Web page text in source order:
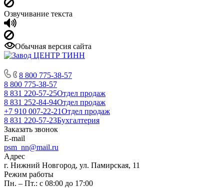
Озвучивание текста
Обычная версия сайта
8 800 775-38-57
8 800 775-38-57
8 831 220-57-25Отдел продаж
8 831 252-84-94Отдел продаж
+7 910 007-22-21Отдел продаж
8 831 220-57-23Бухгалтерия
Заказать звонок
E-mail
psm_nn@mail.ru
Адрес
г. Нижний Новгород, ул. Памирская, 11
Режим работы
Пн. – Пт.: с 08:00 до 17:00